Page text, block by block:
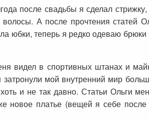
после свадьбы я сделал стрижку,
А после прочтения статей
юбки, теперь я редко одеваю брюки
видел в спортивных штанах и
мой внутренний мир
и не так давно. Статьи Ольги
новое платье (вещей я себе после